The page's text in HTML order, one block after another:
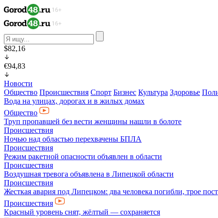
$82,16
€94,83
Новости
Общество Происшествия Спорт Бизнес Культура Здоровье
Вода на улицах, дорогах и в жилых домах
Общество
Труп пропавшей без вести женщины нашли в болоте
Происшествия
Ночью над областью перехвачены БПЛА
Происшествия
Режим ракетной опасности объявлен в области
Происшествия
Воздушная тревога объявлена в Липецкой области
Происшествия
Жесткая авария под Липецком: два человека погибли, трое
Происшествия
Красный уровень снят, жёлтый — сохраняется